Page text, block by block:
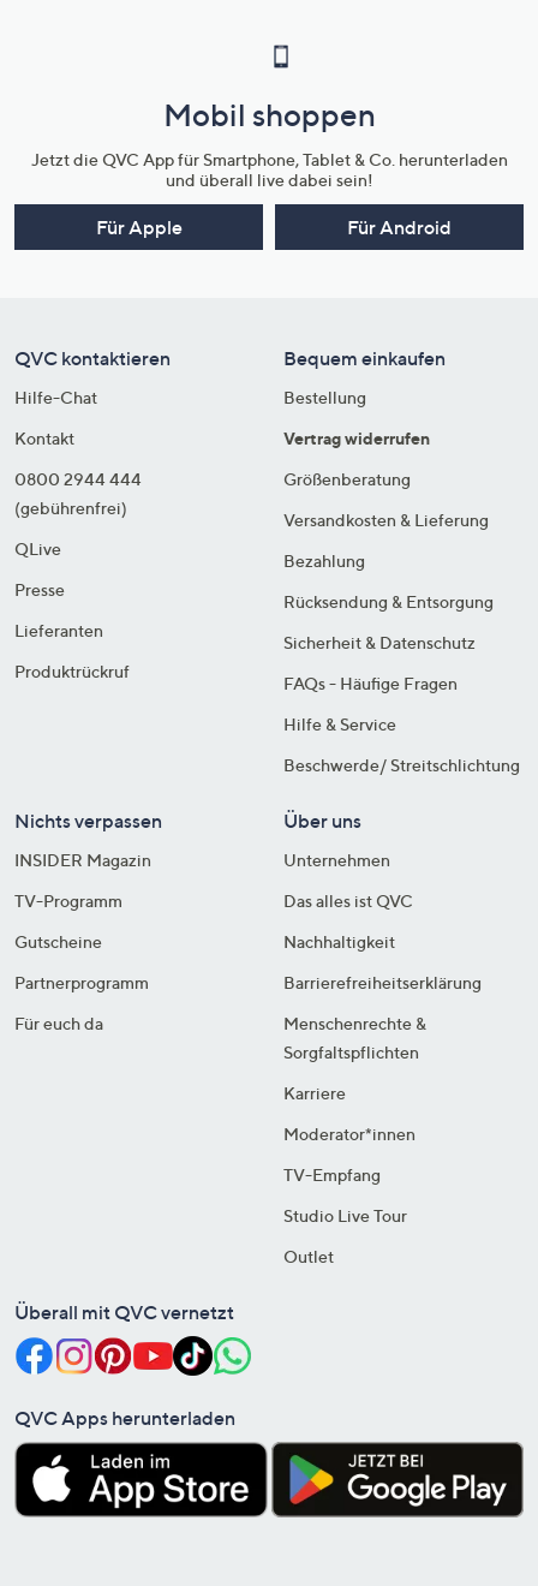
Mobil shoppen
Jetzt die QVC App für Smartphone, Tablet & Co. herunterladen
und überall live dabei sein!
Für Apple Für Android
QVC kontaktieren
Hilfe-Chat
Kontakt
0800 2944 444
(gebührenfrei)
QLive
Presse
Lieferanten
Produktrückruf
Bequem einkaufen
Bestellung
Vertrag widerrufen
Größenberatung
Versandkosten & Lieferung
Bezahlung
Rücksendung & Entsorgung
Sicherheit & Datenschutz
FAQs - Häufige Fragen
Hilfe & Service
Beschwerde/ Streitschlichtung
Nichts verpassen
INSIDER Magazin
TV-Programm
Gutscheine
Partnerprogramm
Für euch da
Über uns
Unternehmen
Das alles ist QVC
Nachhaltigkeit
Barrierefreiheitserklärung
Menschenrechte &
Sorgfaltspflichten
Karriere
Moderator*innen
TV-Empfang
Studio Live Tour
Outlet
Überall mit QVC vernetzt
QVC Apps herunterladen